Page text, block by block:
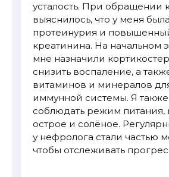
усталость. При обращении
выяснилось, что у меня
протеинурия и
креатинина. На начальном
мне назначили
снизить воспаление, а
витаминов и минералов
иммунной системы. Я также
соблюдать режим питания,
острое и солёное.
у нефролога стали частью
чтобы отслеживать